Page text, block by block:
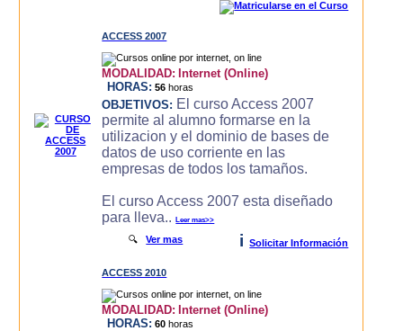
ACCESS 2007
MODALIDAD: Internet (Online)
HORAS: 56 horas
OBJETIVOS: El curso Access 2007
permite al alumno formarse en la
utilizacion y el dominio de bases de
datos de uso corriente en las
empresas de todos los tamaños.
El curso Access 2007 esta diseñado
para lleva..Leer mas>>
🔍Ver mas i Solicitar Información
ACCESS 2010
MODALIDAD: Internet (Online)
HORAS: 60 horas